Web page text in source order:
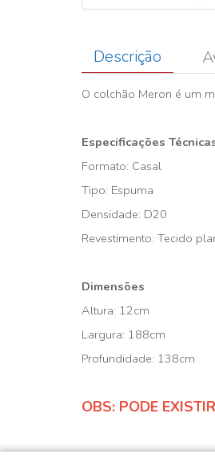
Descrição
O colchão Meron é um
Especificações
Formato: Casal
Tipo: Espuma
Densidade: D20
Revestimento: Tecido
Dimensões
Altura: 12cm
Largura: 188cm
Profundidade: 138cm
OBS: PODE